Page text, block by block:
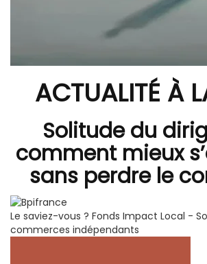
ACTUALITÉ À
Solitude du
comment mieux
sans perdre le
Le saviez-vous ? Fonds Impact Local -
commerces indépendants